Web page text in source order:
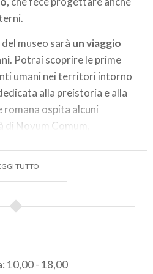
museo sarà un viaggio
. Potrai scoprire le prime
umani nei territori intorno
alla preistoria e alla
ospita alcuni
Novum Comum,
questi oggetti di enorme
TUTTO
10,00 - 18,00